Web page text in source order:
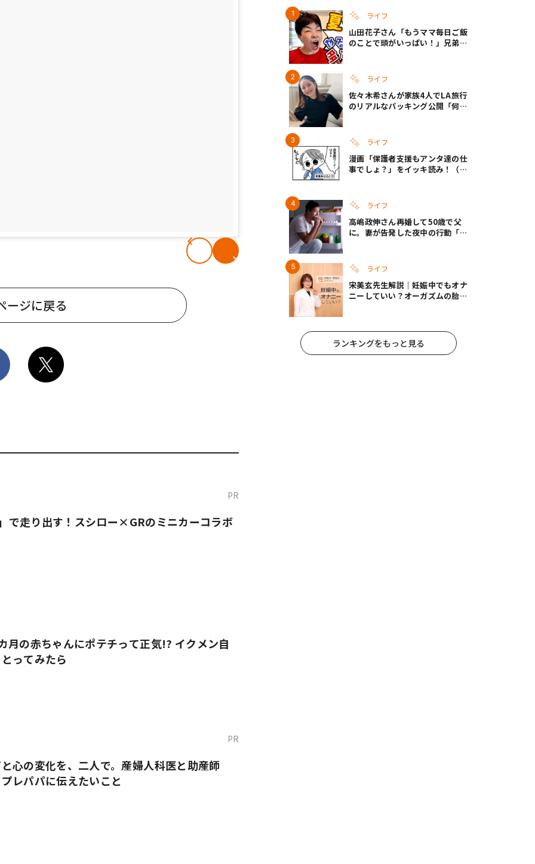
ージに戻る
PR
で走り出す！スシロー×GRのミニカーコラボ
月の赤ちゃんにポテチって正気!? イクメン自
ってみたら
PR
心の変化を、二人で。産婦人科医と助産師
レパパに伝えたいこと
ライフ
山田花子さん「もうママ毎日ご飯
のことで頭がいっぱい！」兄弟夏
ライフ
佐々木希さんが家族4人でLA旅行
のリアルなパッキング公開「何が
ライフ
漫画「保護者支援もアンタ達の仕
事でしょ？」をイッキ読み！（右
ライフ
高嶋政伸さん再婚して50歳で父
に。妻が告発した夜中の行動「こ
ライフ
宋美玄先生解説｜妊娠中でもオナ
ニーしていい？オーガズムの胎児
ランキングをもっと見る